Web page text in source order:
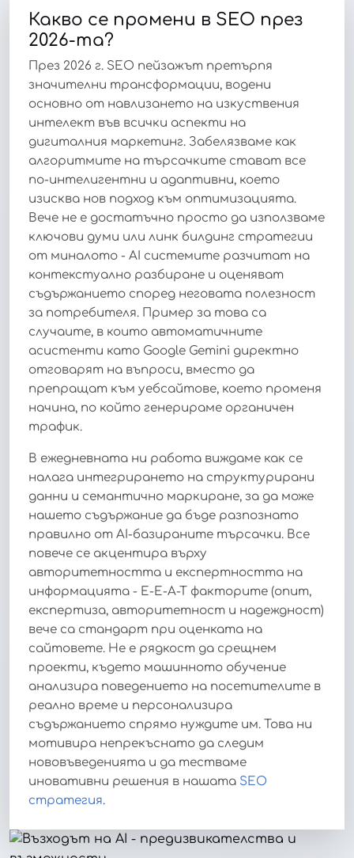
Какво се промени в SEO през
2026-та?
През 2026 г. SEO пейзажът претърпя
значителни трансформации, водени
основно от навлизането на изкуствения
интелект във всички аспекти на
дигиталния маркетинг. Забелязваме как
алгоритмите на търсачките стават все
по-интелигентни и адаптивни, което
изисква нов подход към оптимизацията.
Вече не е достатъчно просто да използваме
ключови думи или линк билдинг стратегии
от миналото - AI системите разчитат на
контекстуално разбиране и оценяват
съдържанието според неговата полезност
за потребителя. Пример за това са
случаите, в които автоматичните
асистенти като Google Gemini директно
отговарят на въпроси, вместо да
препращат към уебсайтове, което променя
начина, по който генерираме органичен
трафик.
В ежедневната ни работа виждаме как се
налага интегрирането на структурирани
данни и семантично маркиране, за да може
нашето съдържание да бъде разпознато
правилно от AI-базираните търсачки. Все
повече се акцентира върху
авторитетността и експертността на
информацията - E-E-A-T факторите (опит,
експертиза, авторитетност и надеждност)
вече са стандарт при оценката на
сайтовете. Не е рядкост да срещнем
проекти, където машинното обучение
анализира поведението на посетителите в
реално време и персонализира
съдържанието спрямо нуждите им. Това ни
мотивира непрекъснато да следим
нововъведенията и да тестваме
иновативни решения в нашата SEO
стратегия.